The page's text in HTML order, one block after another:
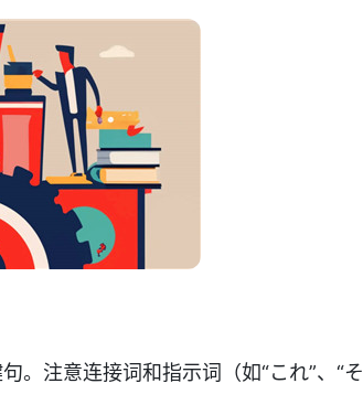
。注意连接词和指示词（如“これ”、“そ